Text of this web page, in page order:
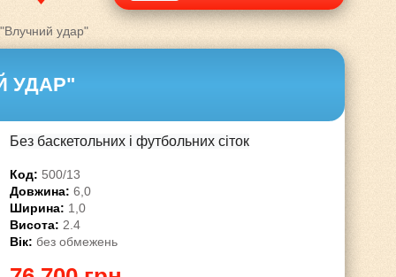
"Влучний удар"
УДАР"
Без баскетольних і футбольних сіток
Код: 500/13
Довжина: 6,0
Ширина: 1,0
Висота: 2.4
Вік: без обмежень